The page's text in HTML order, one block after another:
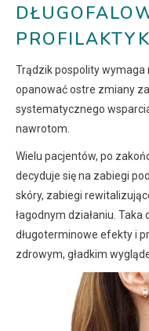
Trądzik pospolity wymaga
opanować ostre zmiany
systematycznego
nawrotom.
Wielu pacjentów, po
decyduje się na zabiegi
skóry, zabiegi
łagodnym działaniu. Taka
długoterminowe efekty i
zdrowym, gładkim